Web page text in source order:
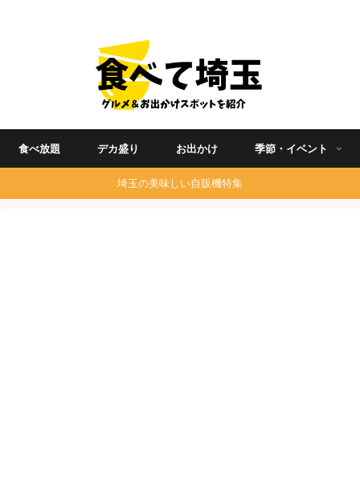
食べ放題 デカ盛り お出かけ 季節・イベント
埼玉の美味しい自販機特集